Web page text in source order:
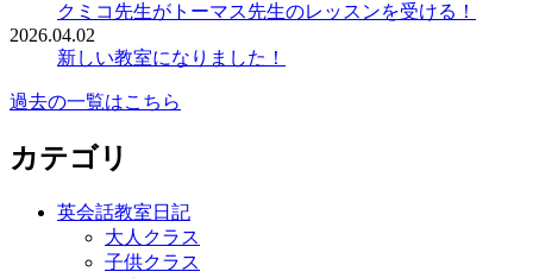
クミコ先生がトーマス先生のレッスンを受ける！
2026.04.02
新しい教室になりました！
過去の一覧はこちら
カテゴリ
英会話教室日記
大人クラス
子供クラス